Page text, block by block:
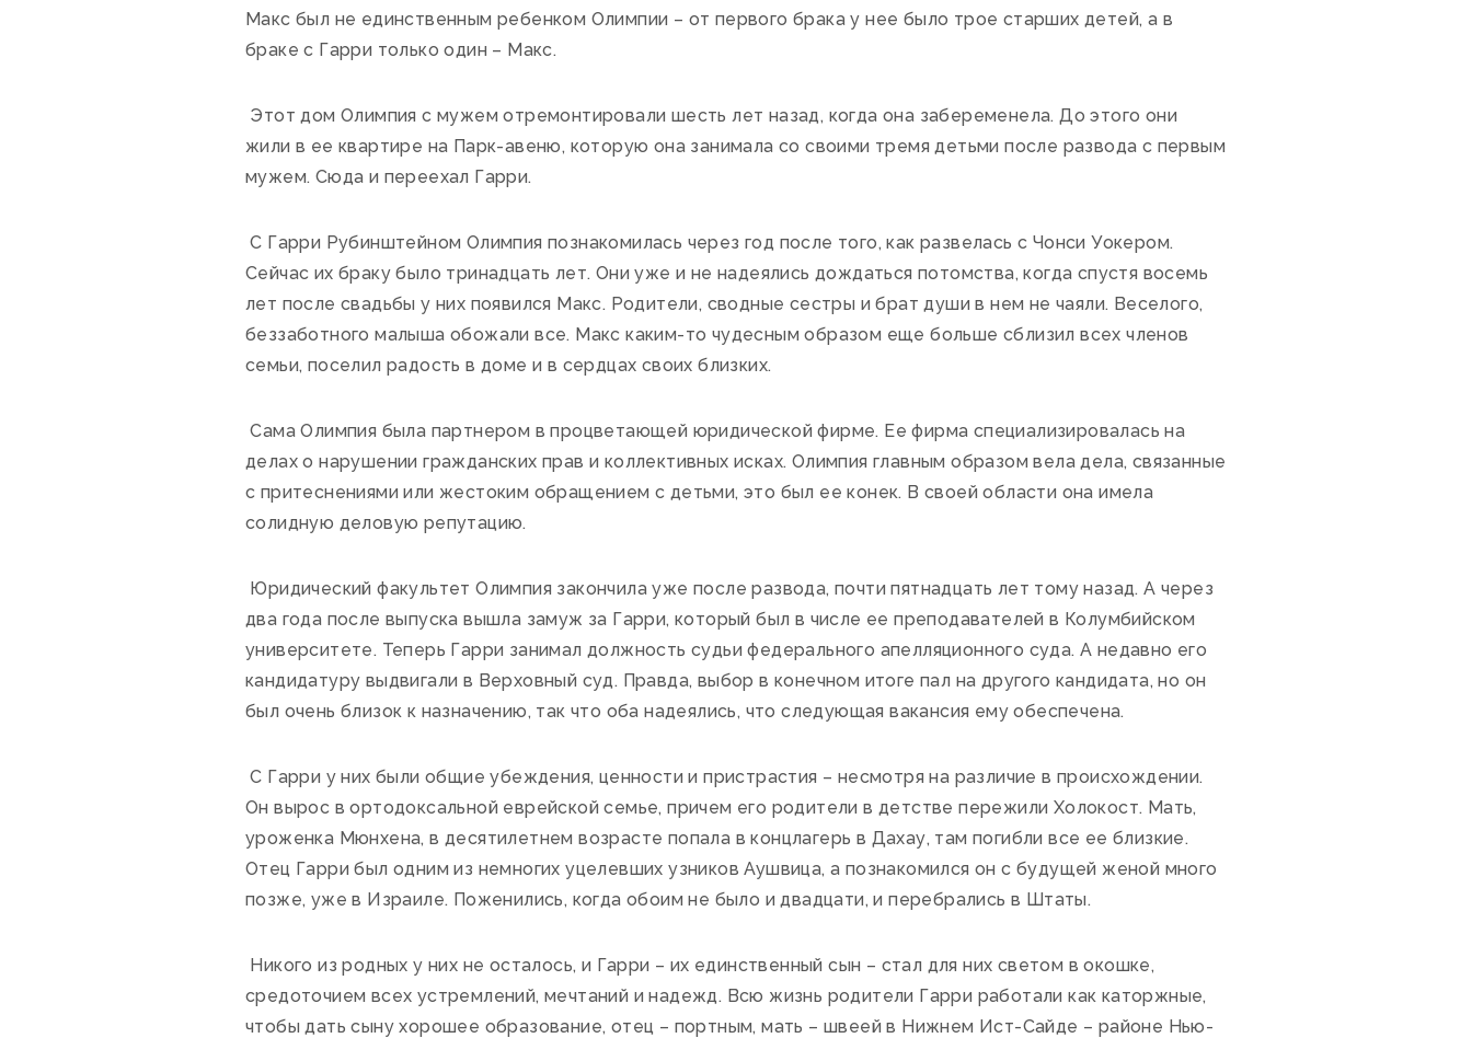
Макс был не единственным ребенком Олимпии – от первого брака у нее было трое старших детей, а в
браке с Гарри только один – Макс.
Этот дом Олимпия с мужем отремонтировали шесть лет назад, когда она забеременела. До этого они
жили в ее квартире на Парк-авеню, которую она занимала со своими тремя детьми после развода с первым
мужем. Сюда и переехал Гарри.
С Гарри Рубинштейном Олимпия познакомилась через год после того, как развелась с Чонси Уокером.
Сейчас их браку было тринадцать лет. Они уже и не надеялись дождаться потомства, когда спустя восемь
лет после свадьбы у них появился Макс. Родители, сводные сестры и брат души в нем не чаяли. Веселого,
беззаботного малыша обожали все. Макс каким-то чудесным образом еще больше сблизил всех членов
семьи, поселил радость в доме и в сердцах своих близких.
Сама Олимпия была партнером в процветающей юридической фирме. Ее фирма специализировалась на
делах о нарушении гражданских прав и коллективных исках. Олимпия главным образом вела дела, связанные
с притеснениями или жестоким обращением с детьми, это был ее конек. В своей области она имела
солидную деловую репутацию.
Юридический факультет Олимпия закончила уже после развода, почти пятнадцать лет тому назад. А через
два года после выпуска вышла замуж за Гарри, который был в числе ее преподавателей в Колумбийском
университете. Теперь Гарри занимал должность судьи федерального апелляционного суда. А недавно его
кандидатуру выдвигали в Верховный суд. Правда, выбор в конечном итоге пал на другого кандидата, но он
был очень близок к назначению, так что оба надеялись, что следующая вакансия ему обеспечена.
С Гарри у них были общие убеждения, ценности и пристрастия – несмотря на различие в происхождении.
Он вырос в ортодоксальной еврейской семье, причем его родители в детстве пережили Холокост. Мать,
уроженка Мюнхена, в десятилетнем возрасте попала в концлагерь в Дахау, там погибли все ее близкие.
Отец Гарри был одним из немногих уцелевших узников Аушвица, а познакомился он с будущей женой много
позже, уже в Израиле. Поженились, когда обоим не было и двадцати, и перебрались в Штаты.
Никого из родных у них не осталось, и Гарри – их единственный сын – стал для них светом в окошке,
средоточием всех устремлений, мечтаний и надежд. Всю жизнь родители Гарри работали как каторжные,
чтобы дать сыну хорошее образование, отец – портным, мать – швеей в Нижнем Ист-Сайде – районе Нью-